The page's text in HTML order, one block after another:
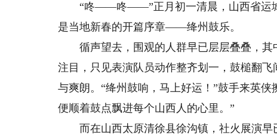
“咚——咚——”正月初一清晨，山西省运城
是当地新春的开篇序章——绛州鼓乐。
循声望去，围观的人群早已层层叠叠，其
注目，只见表演队员动作整齐划一，鼓槌翻
与爽朗。“绛州鼓响，马上好运！”鼓手来英
便顺着鼓点飘进每个山西人的心里。”
而在山西太原清徐县徐沟镇，社火展演早